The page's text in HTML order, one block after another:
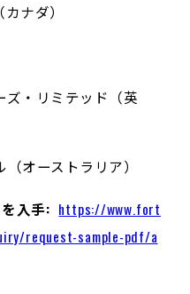
ナダ）
ズ・リミテッド（英
オーストラリア）
入手: https://www.fort
request-sample-pdf/a